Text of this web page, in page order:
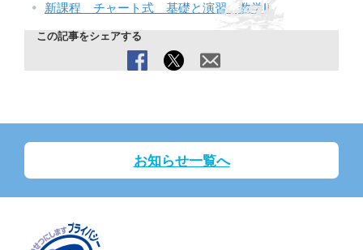
新課程 チャート式 基礎と演習 数学II
この記事をシェアする
お知らせ一覧へ